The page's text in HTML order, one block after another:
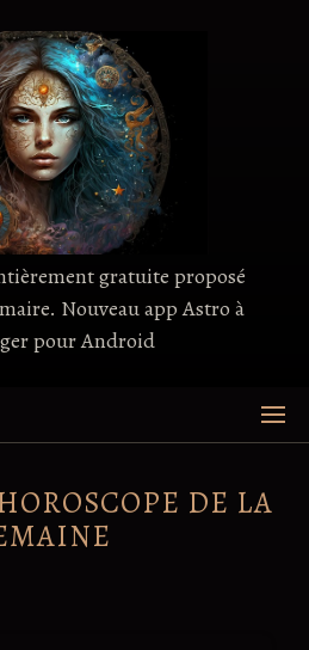
gratuite proposé
Nouveau app Astro à
pour Android
DE LA